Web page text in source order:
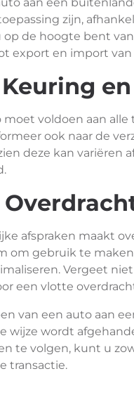
zijn,
op de hoogte bent
export en import
voldoen aan
ook naar de
deze kan variëren
afspraken maakt
om gebruik te
Vergeet
een vlotte
van een auto aan
wijze wordt
te volgen, kunt u
transactie.